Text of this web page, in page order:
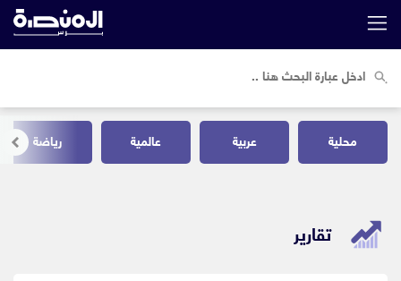
محلية عربية عالمية رياضة
تقارير